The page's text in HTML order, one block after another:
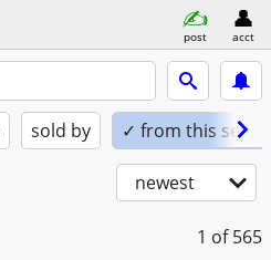
post acct
sold by ✓ from this seller
newest
1 of 565